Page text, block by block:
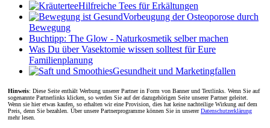
Hilfreiche Tees für Erkältungen
Vorbeugung der Osteoporose durch
Bewegung
Buchtipp: The Glow - Naturkosmetik selber machen
Was Du über Vasektomie wissen solltest für Eure
Familienplanung
Gesundheit und Marketingfallen
Hinweis: Diese Seite enthält Werbung unserer Partner in Form von Banner und Textlinks. Wenn Sie auf
sogenannte Partnerlinks klicken, so werden Sie auf der dazugehörigen Seite unserer Partner geleitet.
Wenn sie hier etwas kaufen, so erhalten wir eine Provision, dies hat keine nachteilige Wirkung auf dem
Preis, denn Sie bezahlen. Über unsere Partnerprogramme können Sie in unsererDatenschutzerklärung
mehr lesen.